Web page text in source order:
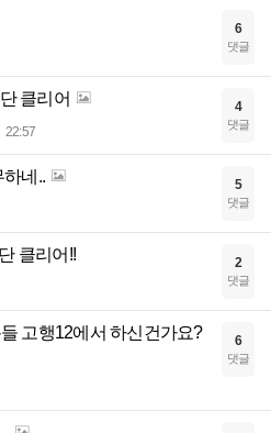
6
댓글
클리어
22:57
4
댓글
네.. 5
댓글
클리어!! 2
댓글
고행12에서 하신건가요? 6
댓글